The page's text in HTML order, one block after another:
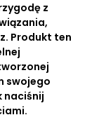
z
Produkt ten
swojego
naciśnij